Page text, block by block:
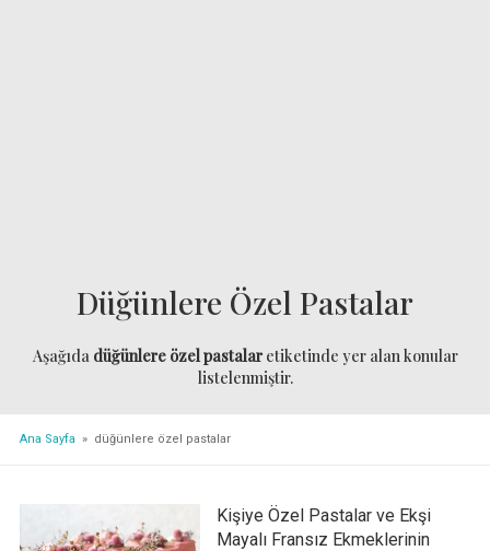
Düğünlere Özel Pastalar
Aşağıda düğünlere özel pastalaretiketinde yer alan konular
listelenmiştir.
Ana Sayfa » düğünlere özel pastalar
Kişiye Özel Pastalar ve Ekşi
Mayalı Fransız Ekmeklerinin